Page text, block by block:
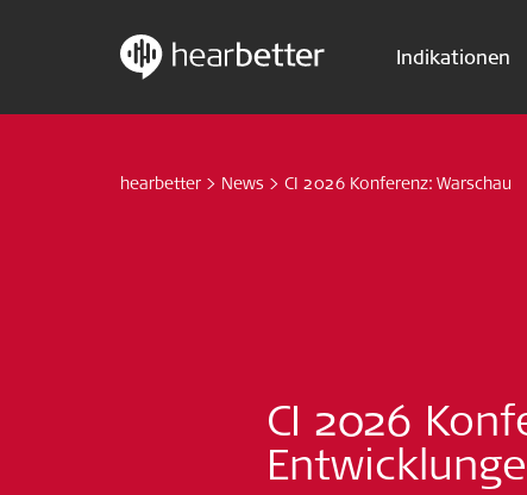
Indikationen
hearbetter > News > CI 2026 Konferenz: Warschau
CI 2026